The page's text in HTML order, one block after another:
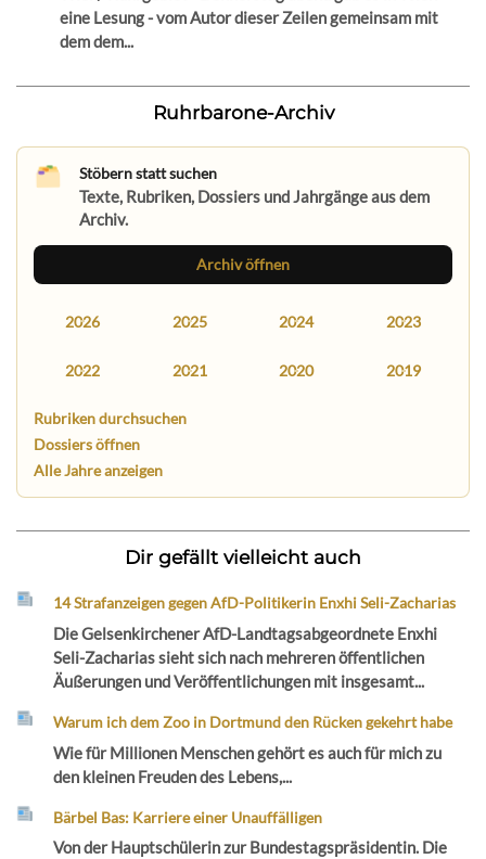
eine Lesung - vom Autor dieser Zeilen gemeinsam mit
dem dem...
Ruhrbarone-Archiv
Stöbern statt suchen
Texte, Rubriken, Dossiers und Jahrgänge aus dem
Archiv.
Archiv öffnen
2026 2025 2024 2023
2022 2021 2020 2019
Rubriken durchsuchen
Dossiers öffnen
Alle Jahre anzeigen
Dir gefällt vielleicht auch
14 Strafanzeigen gegen AfD-Politikerin Enxhi Seli-Zacharias
Die Gelsenkirchener AfD-Landtagsabgeordnete Enxhi
Seli-Zacharias sieht sich nach mehreren öffentlichen
Äußerungen und Veröffentlichungen mit insgesamt...
Warum ich dem Zoo in Dortmund den Rücken gekehrt habe
Wie für Millionen Menschen gehört es auch für mich zu
den kleinen Freuden des Lebens,...
Bärbel Bas: Karriere einer Unauffälligen
Von der Hauptschülerin zur Bundestagspräsidentin. Die